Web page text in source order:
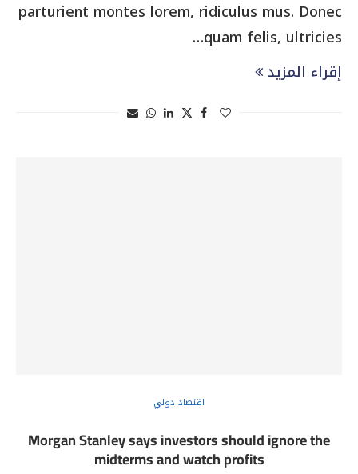
parturient montes lorem, ridiculus mus. Donec
quam felis, ultricies…
إقراء المزيد
اقتصاد دولي
Morgan Stanley says investors should ignore the
midterms and watch profits